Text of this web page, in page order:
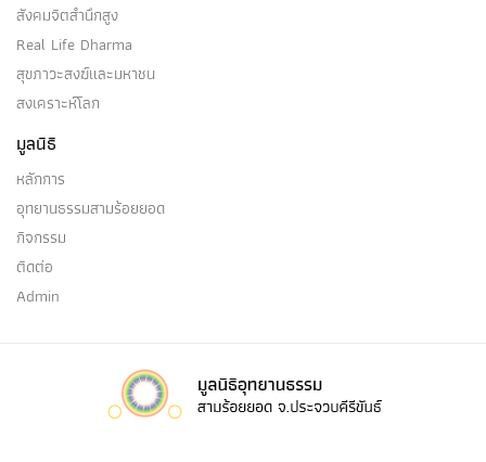
สังคมจิตสำนึกสูง
Real Life Dharma
สุขภาวะสงฆ์และมหาชน
สงเคราะห์โลก
มูลนิธิ
หลักการ
อุทยานธรรมสามร้อยยอด
กิจกรรม
ติดต่อ
Admin